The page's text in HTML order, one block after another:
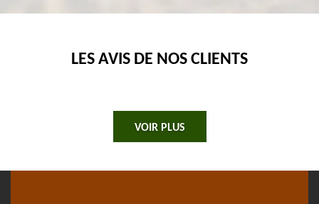
LES AVIS DE NOS CLIENTS
VOIR PLUS